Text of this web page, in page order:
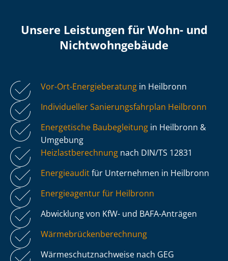
Unsere Leistungen für Wohn- und
Nicht­wohn­ge­bäu­de
Vor-Ort-Energieberatung in Heilbronn
Individueller Sa­nie­rungs­fahr­plan Heilbronn
Energetische Baubegleitung in Heilbronn &
Umgebung
Heiz­last­be­rech­nung nach DIN/TS 12831
Energieauditfür Unternehmen in Heilbronn
Energieagentur für Heilbronn
Abwicklung von KfW- und BAFA-Anträgen
Wär­me­brü­cken­be­rech­nung
Wär­me­schutz­nach­wei­se nach GEG